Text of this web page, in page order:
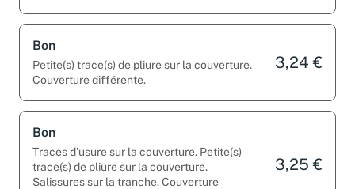
Bon
Petite(s) trace(s) de pliure sur la couverture.
Couverture différente.
3,24 €
Bon
Traces d’usure sur la couverture. Petite(s)
trace(s) de pliure sur la couverture.
Salissures sur la tranche. Couverture
3,25 €